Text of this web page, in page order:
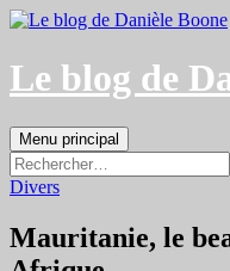
Aller
contenu
Le blog de
Recherche
Menu principal
Rechercher :
Divers
Mauritanie, le